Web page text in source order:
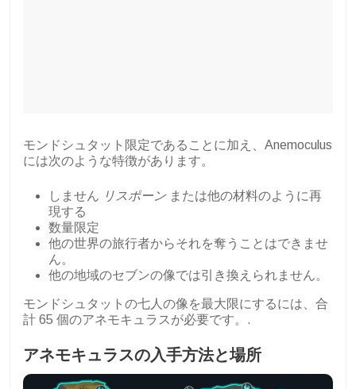
モンドシュタット限定であることに加え、Anemoculus
には次のような特徴があります。
しません リスポーン または他の材料のように再
現する
数量限定
他の世界の旅行者からそれを奪うことはできませ
ん。
他の地域のセブンの像では引き換えられません。
モンドシュタットの七人の像を最大限にするには、合
計 65 個のアネモキュラスが必要です。.
アネモキュラスの入手方法と場所